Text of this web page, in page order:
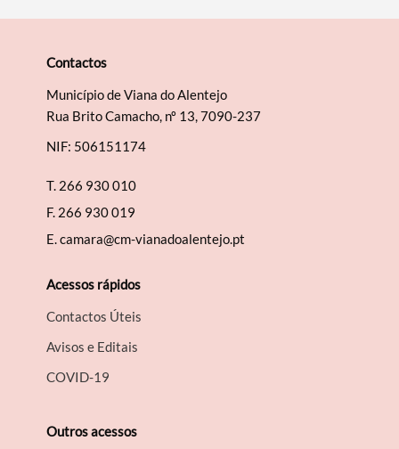
Termo de Pesquisa
Categorias gerais
Contactos
Município de Viana do Alentejo
Rua Brito Camacho, nº 13, 7090-237
NIF: 506151174
T. 266 930 010
F. 266 930 019
E.camara@cm-vianadoalentejo.pt
Acessos rápidos
Contactos Úteis
Avisos e Editais
COVID-19
Outros acessos